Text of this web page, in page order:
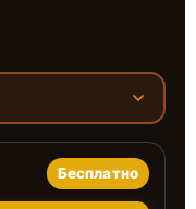
Бесплатно